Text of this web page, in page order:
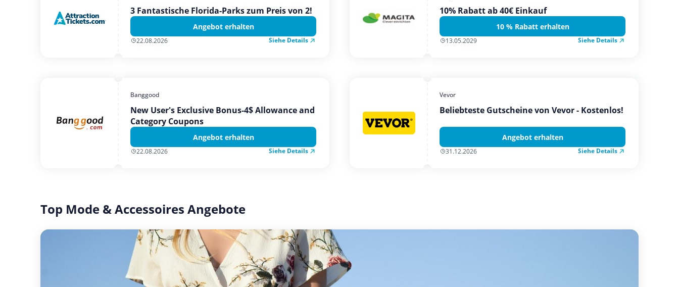
3 Fantastische Florida-Parks zum Preis von 2!
Angebot erhalten
22.08.2026 Siehe Details
10% Rabatt ab 40€ Einkauf
10 % Rabatt erhalten
13.05.2029 Siehe Details
Banggood
New User's Exclusive Bonus-4$ Allowance and
Category Coupons
Angebot erhalten
22.08.2026 Siehe Details
Vevor
Beliebteste Gutscheine von Vevor - Kostenlos!
Angebot erhalten
31.12.2026 Siehe Details
Top Mode & Accessoires Angebote